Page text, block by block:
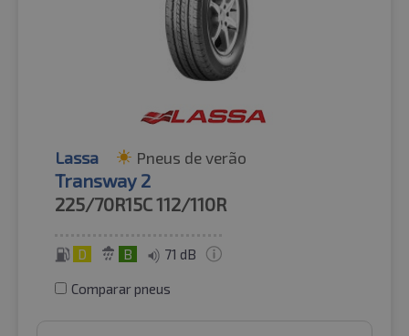
Lassa Pneus de verão
Transway 2
225/70R15C112/110R
D B 71 dB
Comparar pneus